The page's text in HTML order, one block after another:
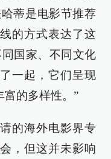
蒂是电影节推荐
的方式表达了这
国家、不同文化
一起，它们呈现
富的多样性。”
的海外电影界专
，但这并未影响